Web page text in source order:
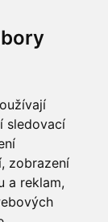
sledovací
zobrazení
a reklam,
kanál arboreta